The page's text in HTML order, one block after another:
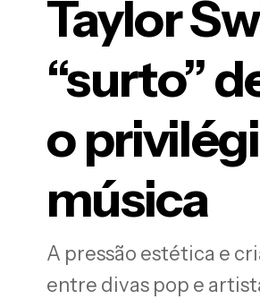
Gretchen quebra o Spotify
crescimento de 22.000%
Taylor
“surto”
o
música
A pressão estética e
entre divas pop e